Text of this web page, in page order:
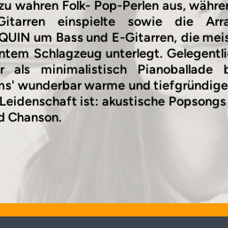
wahren Folk- Pop-Perlen aus,
einspielte sowie die
um Bass und E-Gitarren, die
Schlagzeug unterlegt.
minimalistisch Pianoballade
wunderbar warme und
ist: akustische
Chanson.